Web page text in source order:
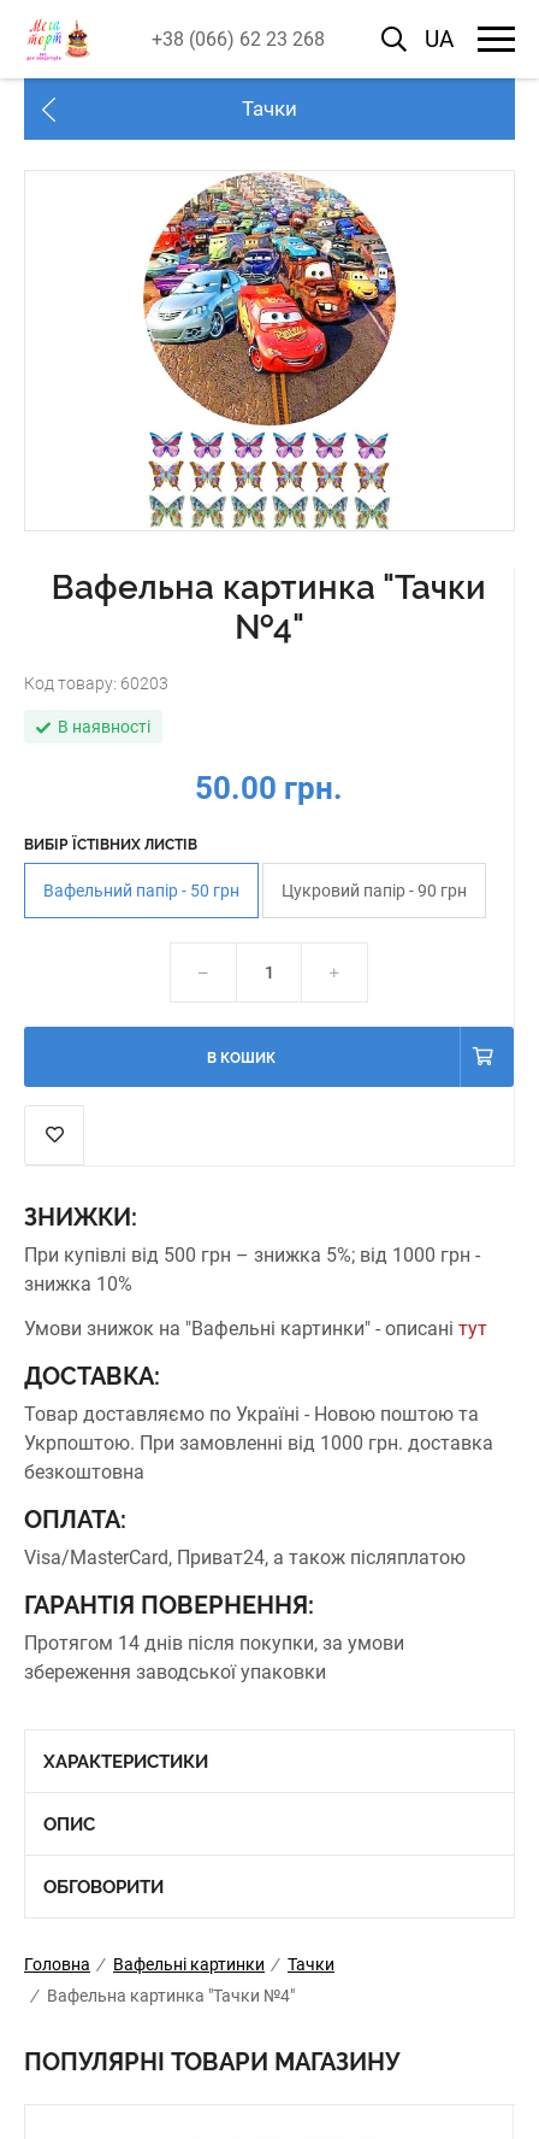
+38 (066) 62 23 268 UA
Тачки
Вафельна картинка "Тачки
№4"
Код товару: 60203
В наявності
50.00 грн.
ВИБІР ЇСТІВНИХ ЛИСТІВ
Вафельний папір - 50 грн Цукровий папір - 90 грн
В КОШИК
ЗНИЖКИ:
При купівлі від 500 грн – знижка 5%; від 1000 грн -
знижка 10%
Умови знижок на "Вафельні картинки" - описані тут
ДОСТАВКА:
Товар доставляємо по Україні - Новою поштою та
Укрпоштою. При замовленні від 1000 грн. доставка
безкоштовна
ОПЛАТА:
Visa/MasterCard, Приват24, а також післяплатою
ГАРАНТІЯ ПОВЕРНЕННЯ:
Протягом 14 днів після покупки, за умови
збереження заводської упаковки
ХАРАКТЕРИСТИКИ
ОПИС
ОБГОВОРИТИ
Головна / Вафельні картинки / Тачки
/ Вафельна картинка "Тачки №4"
ПОПУЛЯРНІ ТОВАРИ МАГАЗИНУ